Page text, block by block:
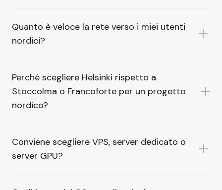
Quanto è veloce la rete verso i miei utenti
nordici?
Perché scegliere Helsinki rispetto a
Stoccolma o Francoforte per un progetto
nordico?
Conviene scegliere VPS, server dedicato o
server GPU?